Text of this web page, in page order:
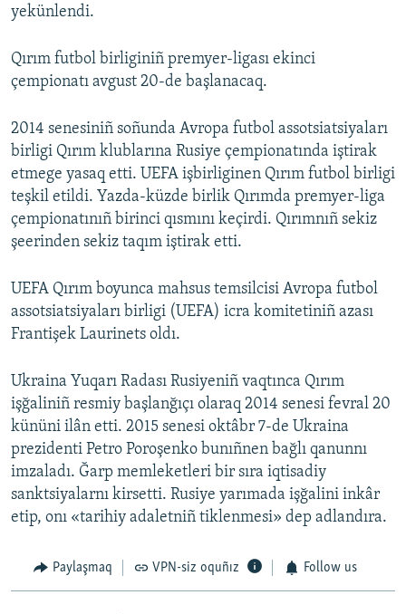
yekünlendi.
Qırım futbol birliginiñ premyer-ligası ekinci
çempionatı avgust 20-de başlanacaq.
2014 senesiniñ soñunda Avropa futbol assotsiatsiyaları
birligi Qırım klublarına Rusiye çempionatında iştirak
etmege yasaq etti. UEFA işbirliginen Qırım futbol birligi
teşkil etildi. Yazda-küzde birlik Qırımda premyer-liga
çempionatınıñ birinci qısmını keçirdi. Qırımnıñ sekiz
şeerinden sekiz taqım iştirak etti.
UEFA Qırım boyunca mahsus temsilcisi Avropa futbol
assotsiatsiyaları birligi (UEFA) icra komitetiniñ azası
Frantişek Laurinets oldı.
Ukraina Yuqarı Radası Rusiyeniñ vaqtınca Qırım
işğaliniñ resmiy başlanğıçı olaraq 2014 senesi fevral 20
kününi ilân etti. 2015 senesi oktâbr 7-de Ukraina
prezidenti Petro Poroşenko bunıñnen bağlı qanunnı
imzaladı. Ğarp memleketleri bir sıra iqtisadiy
sanktsiyalarnı kirsetti. Rusiye yarımada işğalini inkâr
etip, onı «tarihiy adaletniñ tiklenmesi» dep adlandıra.
Paylaşmaq VPN-siz oquñız Follow us